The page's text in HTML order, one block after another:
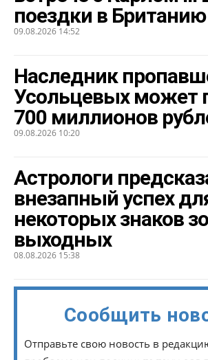
поездки в Британию
09.08.2026 14:52
Наследник
Усольцевых может
700 миллионов
09.08.2026 10:20
Астрологи
внезапный успех
некоторых знаков
выходных
08.08.2026 15:38
Сообщить
Отправьте свою новость в